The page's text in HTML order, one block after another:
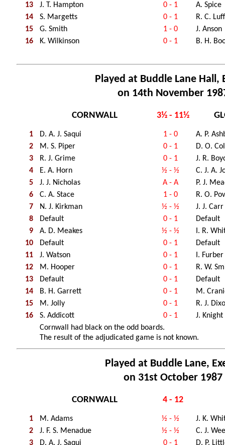
13
J. T. Hampton 0 - 1
A. Spice
14
S. Margetts 0 - 1
R. C.
15
G. Smith 1 - 0
J. Anson
16
K. Wilkinson 0 - 1 B. H.
Played at Buddle Lane Hall,
on 14th November
CORNWALL 3½ - 11½
1 D. A. J. Saqui 1 - 0
A. P.
2
M. S. Piper 0 - 1
D. O.
3
R. J. Grime 0 - 1
J. R.
4
E. A. Horn ½ - ½
C. J. A.
5
J. J. Nicholas A - A
P. J.
6
C. A. Stace 1 - 0
R. O.
7
N. J. Kirkman ½ - ½
J. J. Carr
8
Default 0 - 1
Default
9
A. D. Meakes ½ - ½
I. R.
10
Default 0 - 1
Default
11
J. Watson 0 - 1
I. Furber
12
M. Hooper 0 - 1
R. W.
13
Default 0 - 1
Default
14
B. H. Garrett 0 - 1
M.
15
M. Jolly 0 - 1
R. J.
16
S. Addicott 0 - 1
J. Knight
Cornwall had black on the odd boards.
The result of the adjudicated game is not known.
Played at Buddle Lane,
on 31st October 1987
CORNWALL 4 - 12
1 M. Adams ½ - ½
J. K.
2
J. F. S. Menadue ½ - ½
C. J.
3
D. A. J. Saqui 0 - 1 D. P.